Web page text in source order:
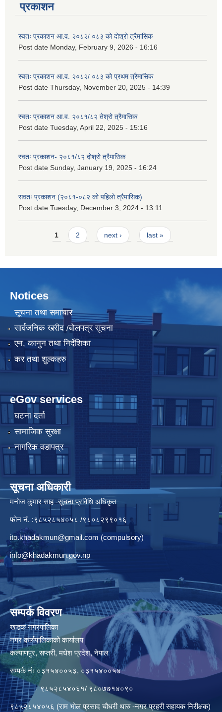
प्रकाशन
स्वतः प्रकाशन आ.व. २०८२/ ०८३ को दोश्रो त्रैमासिक
Post date Monday, February 9, 2026 - 16:16
स्वतः प्रकाशन आ.व. २०८२/ ०८३ को प्रथम त्रैमासिक
Post date Thursday, November 20, 2025 - 14:39
स्वतः प्रकाशन आ.व. २०८१/८२ तेश्रो त्रैमासिक
Post date Tuesday, April 22, 2025 - 15:16
स्वतः प्रकाशन- २०८१/८२ दोश्रो त्रैमासिक
Post date Sunday, January 19, 2025 - 16:24
सवतः प्रकाशन (२०८१-०८२ को पहिलो त्रैमासिक)
Post date Tuesday, December 3, 2024 - 13:11
Pages1 2 next › last »
Notices
सूचना तथा समाचार
सार्वजनिक खरीद /बोलपत्र सूचना
एन, कानुन तथा निर्देशिका
कर तथा शुल्कहरु
eGov services
घटना दर्ता
सामाजिक सुरक्षा
नागरिक वडापत्र
सूचना अधिकारी
मनाेज कुमार साह -सूचना प्रविधि अधिकृत
फोन नं. :९८५२८५४०५८ /९८०८२९९०१६
ito.khadakmun@gmail.com (compulsory)
info@khadakmun.gov.np
सम्पर्क विवरण
खडक नगरपालिका
नगर कार्यपालिकाको कार्यालय
कल्याणपुर, सप्तरी, मधेश प्रदेश, नेपाल
सम्पर्क नंः ०३१५४००५३, ०३१५४००५४
ः ९८५२८५४०६१/ ९८०७७१४०९०
९८५२८५४०५६ (राम भोल प्रसाद चौधरी थारु -नगर प्रहरी सहायक निरीक्षक)